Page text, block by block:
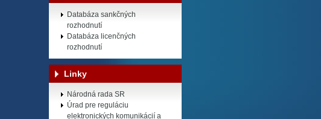
Databáza sankčných
rozhodnutí
Databáza licenčných
rozhodnutí
Linky
Národná rada SR
Úrad pre reguláciu
elektronických komunikácií a